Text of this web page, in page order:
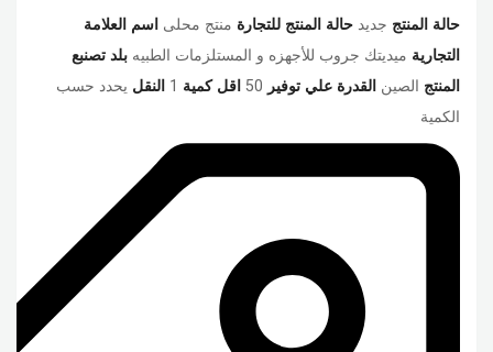
حالة المنتج جديد حالة المنتج للتجارة منتج محلى اسم العلامة
التجارية ميديتك جروب للأجهزه و المستلزمات الطبيه بلد تصنبع
المنتج الصين القدرة علي توفير 50 اقل كمية 1 النقل يحدد حسب
الكمية